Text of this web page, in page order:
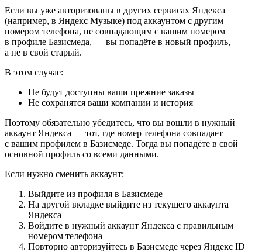
Если вы уже авторизованы в других сервисах Яндекса
(например, в Яндекс Музыке) под аккаунтом с другим
номером телефона, не совпадающим с вашим номером
в профиле Базисмеда, — вы попадёте в новый профиль,
а не в свой старый.
В этом случае:
Не будут доступны ваши прежние заказы
Не сохранятся ваши компании и история
Поэтому обязательно убедитесь, что вы вошли в нужный
аккаунт Яндекса — тот, где номер телефона совпадает
с вашим профилем в Базисмеде. Тогда вы попадёте в свой
основной профиль со всеми данными.
Если нужно сменить аккаунт:
Выйдите из профиля в Базисмеде
На другой вкладке выйдите из текущего аккаунта
Яндекса
Войдите в нужный аккаунт Яндекса с правильным
номером телефона
Повторно авторизуйтесь в Базисмеде через Яндекс ID